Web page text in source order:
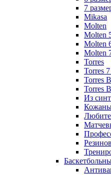
7
Mikasa
Molten
Molten
Molten
Molten
Torres
Torres
Torres
Torres
Из